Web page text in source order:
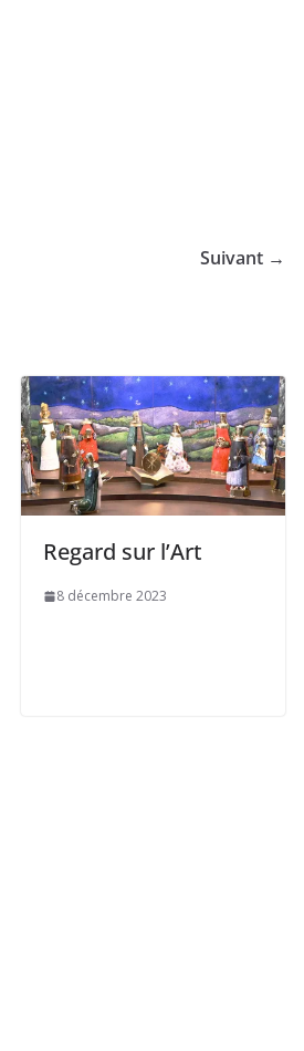
Suivant →
Regard sur l’Art
8 décembre 2023